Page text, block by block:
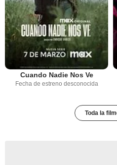
Cuando Nadie Nos Ve
Fecha de estreno desconocida
Toda la